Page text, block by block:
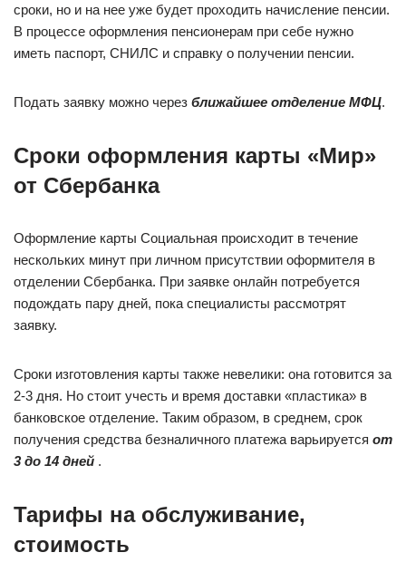
сроки, но и на нее уже будет проходить начисление пенсии.
В процессе оформления пенсионерам при себе нужно
иметь паспорт, СНИЛС и справку о получении пенсии.
Подать заявку можно через ближайшее отделение МФЦ.
Сроки оформления карты «Мир»
от Сбербанка
Оформление карты Социальная происходит в течение
нескольких минут при личном присутствии оформителя в
отделении Сбербанка. При заявке онлайн потребуется
подождать пару дней, пока специалисты рассмотрят
заявку.
Сроки изготовления карты также невелики: она готовится за
2-3 дня. Но стоит учесть и время доставки «пластика» в
банковское отделение. Таким образом, в среднем, срок
получения средства безналичного платежа варьируется от
3 до 14 дней .
Тарифы на обслуживание,
стоимость